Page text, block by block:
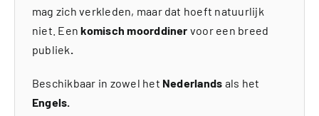
mag zich verkleden, maar dat hoeft natuurlijk
niet. Eenkomisch moorddiner voor een breed
publiek.
Beschikbaar in zowel het Nederlands als het
Engels.